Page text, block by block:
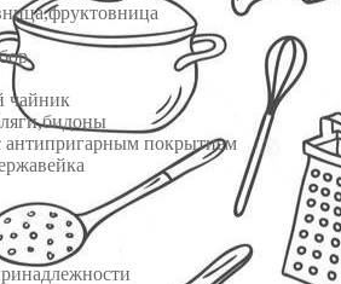
чайник
антипригарным покрытием